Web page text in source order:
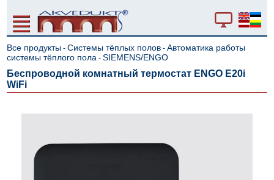
Все продукты -Системы тёплых полов -Автоматика работы
системы тёплого пола -SIEMENS/ENGO
Беcпроводной комнатный термостат ENGO E20i
WiFi